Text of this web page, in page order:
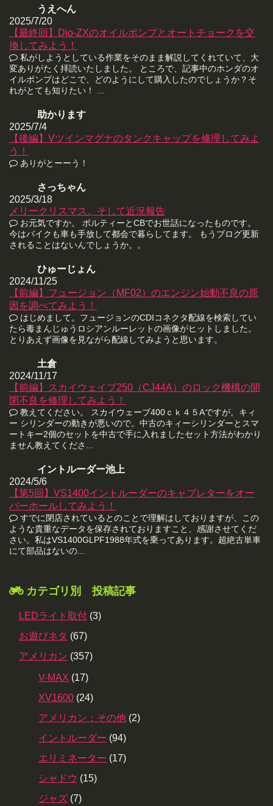
うえへん
2025/7/20
【最終回】Dio-ZXのオイルポンプとオートチョークを交
換してみよう！
私がしようとしている作業をそのまま解説してくれていて、大
変ありがたく拝読いたしました。 ところで、記事中のホンダのオ
イルポンプはどこで、どのようにして購入したのでしょうか？そ
れがとても知りたい！ ...
助かります
2025/7/4
【後編】Vツインマグナのタンクキャップを修理してみよ
う！
ありがとーーう！
さっちゃん
2025/3/18
メリークリスマス。そして近況報告
お元気ですか。 ボルティーとCBでお世話になったものです。
今はバイクも車も手放して都会で暮らしてます。 もうブログ更新
されることはないんでしょうか。。
ひゅーじょん
2024/11/25
【前編】フュージョン（MF02）のエンジン始動不良の原
因を調べてみよう！
はじめまして。フュージョンのCDIコネクタ配線を検索してい
たら毒まんじゅうロシアンルーレットの画像がヒットしました。
とりあえず画像を見ながら配線してみようと思います。
土倉
2024/11/17
【前編】スカイウェイブ250（CJ44A）のロック機構の開
閉不良を修理してみよう！
教えてください。 スカイウェーブ400ｃｋ４５Aですが。キィ
ー シリンダーの動きが悪いので。中古のキィーシリンダーとスマ
ートキー2個のセットを中古で手に入れましたセット方法がわかり
ません教えてくださ...
イントルーダー池上
2024/5/6
【第5回】VS1400イントルーダーのキャブレターをオー
バーホールしてみよう！
すでに閉店されているとのことで理解はしておりますが、この
ような貴重なデータを保存されておりますこと、感謝させてくだ
さい。私はVS1400GLPF1988年式を乗ってあります。超絶古単車
にて部品はないの...
カテゴリ別 投稿記事
LEDライト取付 (3)
お遊びネタ (67)
アメリカン (357)
V-MAX (17)
XV1600 (24)
アメリカン：その他 (2)
イントルーダー (94)
エリミネーター (17)
シャドウ (15)
ジャズ (7)